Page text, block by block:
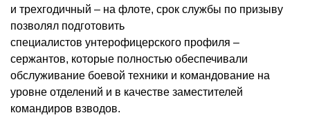
и трехгодичный – на флоте, срок службы по призыву
позволял подготовить
специалистов унтерофицерского профиля –
сержантов, которые полностью обеспечивали
обслуживание боевой техники и командование на
уровне отделений и в качестве заместителей
командиров взводов.